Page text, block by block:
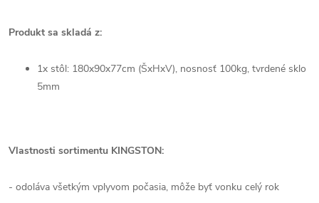
Produkt sa skladá z:
1x stôl: 180x90x77cm (ŠxHxV), nosnosť 100kg, tvrdené sklo
5mm
Vlastnosti sortimentu KINGSTON:
- odoláva všetkým vplyvom počasia, môže byť vonku celý rok